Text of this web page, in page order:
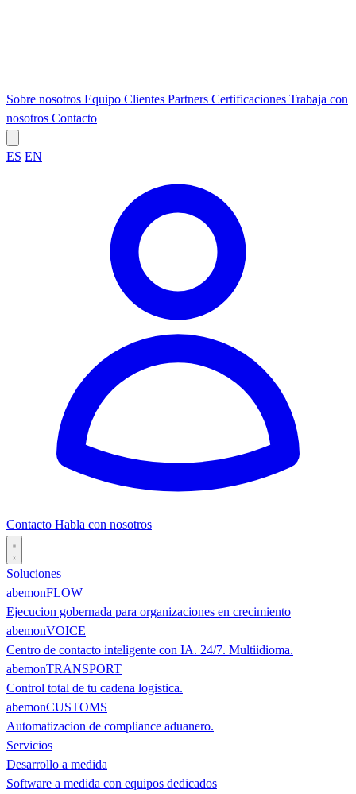
Sobre nosotros Equipo Clientes Partners Certificaciones Trabaja con
nosotros Contacto
ES EN
Contacto Habla con nosotros
Soluciones
abemonFLOW
Ejecucion gobernada para organizaciones en crecimiento
abemonVOICE
Centro de contacto inteligente con IA. 24/7. Multiidioma.
abemonTRANSPORT
Control total de tu cadena logistica.
abemonCUSTOMS
Automatizacion de compliance aduanero.
Servicios
Desarrollo a medida
Software a medida con equipos dedicados